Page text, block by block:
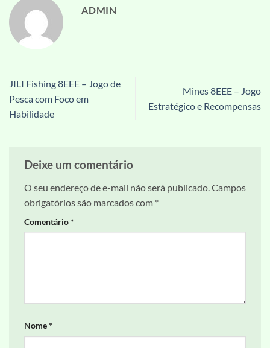
ADMIN
JILI Fishing 8EEE – Jogo de
Pesca com Foco em
Habilidade
Mines 8EEE – Jogo
Estratégico e Recompensas
Deixe um comentário
O seu endereço de e-mail não será publicado. Campos
obrigatórios são marcados com *
Comentário*
Nome*